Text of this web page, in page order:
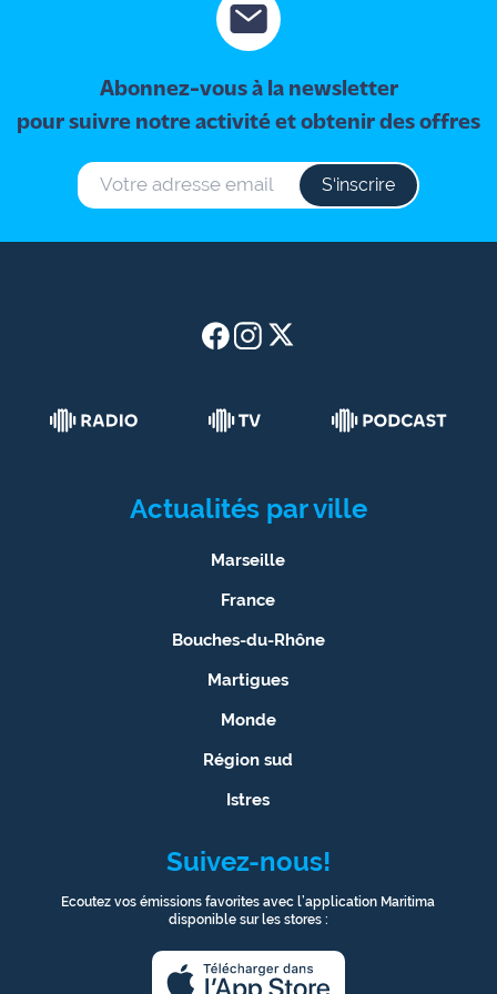
Abonnez-vous à la newsletter
pour suivre notre activité et obtenir des offres
S‘inscrire
Actualités par ville
Marseille
France
Bouches-du-Rhône
Martigues
Monde
Région sud
Istres
Suivez-nous!
Ecoutez vos émissions favorites avec l’application Maritima
disponible sur les stores :